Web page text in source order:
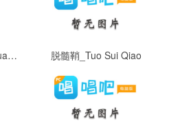
遗传性感觉神经病_Yi Chuan Xing Gan Jue Shen Jing Bing 脱髓鞘_Tuo Sui Qiao